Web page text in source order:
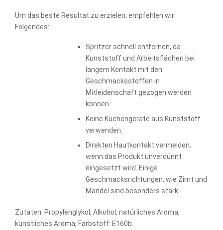
Um das beste Resultat zu erzielen, empfehlen wir
Folgendes:
Spritzer schnell entfernen, da
Kunststoff und Arbeitsflächen bei
langem Kontakt mit den
Geschmacksstoffen in
Mitleidenschaft gezogen werden
können.
Keine Küchengeräte aus Kunststoff
verwenden.
Direkten Hautkontakt vermeiden,
wenn das Produkt unverdünnt
eingesetzt wird. Einige
Geschmacksrichtungen, wie Zimt und
Mandel sind besonders stark.
Zutaten: Propylenglykol, Alkohol, natürliches Aroma,
künstliches Aroma, Farbstoff: E160b.